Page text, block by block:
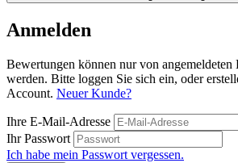
Anmelden
Bewertungen können nur von angemeldeten
werden. Bitte loggen Sie sich ein, oder
Account. Neuer Kunde?
Ihre E-Mail-Adresse
Ihr Passwort
Ich habe mein Passwort vergessen.